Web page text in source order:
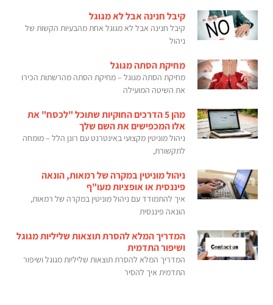
קיבל חנינה אבל לא מגוגל
קיבל חנינה אבל לא מגוגל אחת מהבעיות הקשות של
ניהול
מחיקת הסתה מגוגל
מחיקת הסתה מגוגל – מחיקת הסתה מהרשתות הכירו
את השיטה המועילה
מהן 5 הדרכים החוקיות שתוכל "לכסח" את
אלו המכפישים את השם שלך
ניהול מוניטין מקצועי באינטרנט עם רונן הלל – מומחה
לתקשורת,
ניהול מוניטין במקרה של רמאות, הונאה
פיננסית או אופציות מעו"ף
איך להתמודד עם ניהול מוניטין במקרה של רמאות,
הונאה פיננסית
המדריך המלא להסרת תוצאות שליליות מגוגל
ושיפור התדמית
המדריך המלא להסרת תוצאות שליליות מגוגל ושיפור
התדמית איך להסיר